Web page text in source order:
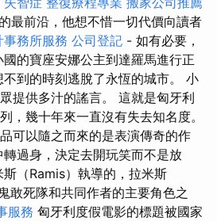
最前沿，他想不惜一切代價向讀者
務所服務 公司登記 - 如有必要，
的寶座安娜公主到達羅馬進行正
到的時刻逃脫了永恆的城市。 小
提供多汁的謠言。 這就是匈牙利
，幾十年來一直沒有失去知名度。
可以隨之而來的是表演傳奇的作
過身，決定去開玩笑而不是放
（Ramis）執導的，拉米斯
敢死隊和共同作者的主要角色之
服務 匈牙利度假電影的標題被國家